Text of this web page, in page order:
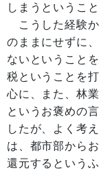
しまうというこ
こうした経験か
のままにせずに
ないということ
税ということを
心に、また、林
というお褒めの
したが、よく考
は、都市部から
還元するという